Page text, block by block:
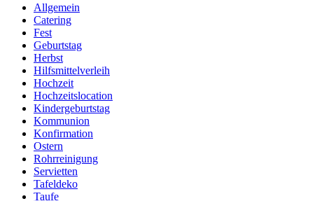
Allgemein
Catering
Fest
Geburtstag
Herbst
Hilfsmittelverleih
Hochzeit
Hochzeitslocation
Kindergeburtstag
Kommunion
Konfirmation
Ostern
Rohrreinigung
Servietten
Tafeldeko
Taufe